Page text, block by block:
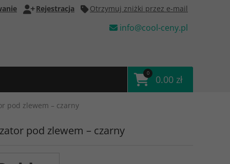
Rejestracja Otrzymuj zniżki przez e-mail
info@cool-ceny.pl
0
0.00 zł
pod zlewem – czarny
pod zlewem – czarny